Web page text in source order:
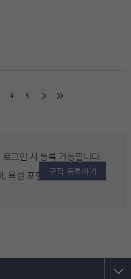
4 5
그인 시 등록 가능합니다.
설 포함 게시물은 관리자
구직 등록하기